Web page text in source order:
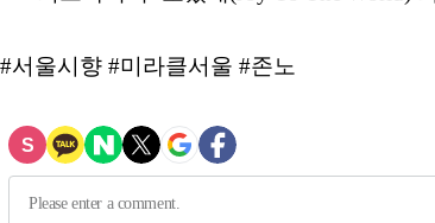
#서울시향 #미라클서울 #존노